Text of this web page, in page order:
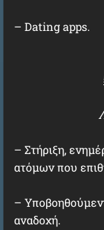
– Dating apps.
– Στήριξη,
ατόμων που
–
αναδοχή.